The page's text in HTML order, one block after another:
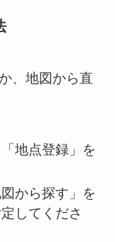
、地図から直
地点登録」を
から探す」を
してくださ